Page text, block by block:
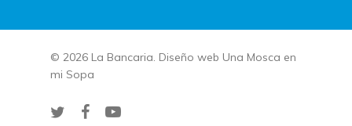
© 2026 La Bancaria. Diseño web Una Mosca en
mi Sopa
twitterfacebookyoutube